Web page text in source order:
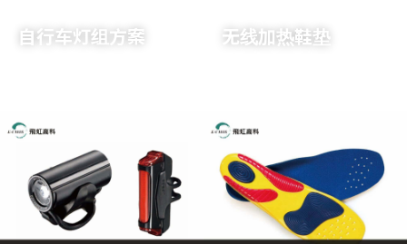
自行车灯组方案 无线加热鞋垫